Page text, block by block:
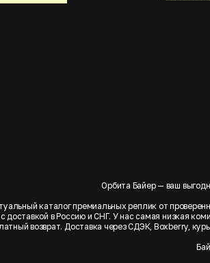
Орбита Байер — ваш
каталог премиальных реплик от
доставкой в Россию и СНГ. У нас самая низкая
возврат. Доставка через СДЭК, Boxberry,